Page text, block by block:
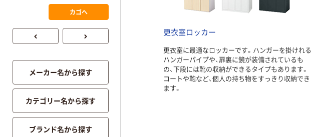
更衣室ロッカー
更衣室に最適なロッカーです。ハンガーを掛けれる
ハンガーパイプや、扉裏に鏡が装備されているも
の、下段には靴の収納ができるタイプもあります。
コートや鞄など、個人の持ち物をすっきり収納でき
ます。
箱(1個入)カゴへ
600×奥行380×高さ
別扉（わけあり品）
カゴへ
行515×高さ
カゴへ
メーカー名から探す
カテゴリー名から探す
ブランド名から探す